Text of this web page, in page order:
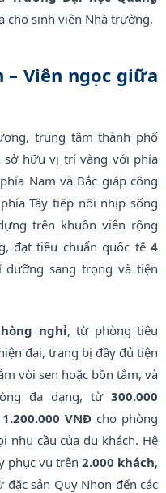
cho sinh viên Nhà trường.
– Viên ngọc giữa
trung tâm thành phố
sở hữu vị trí vàng với phía
Nam và Bắc giáp công
Tây tiếp nối nhịp sống
trên khuôn viên rộng
đạt tiêu chuẩn quốc tế 4
sang trọng và tiện
nghỉ, từ phòng tiêu
đại, trang bị đầy đủ tiện
vòi sen hoặc bồn tắm, và
đa dạng, từ 300.000
1.200.000 VNĐcho phòng
nhu cầu của du khách. Hệ
phục vụ trên 2.000 khách,
sản Quy Nhơn đến các